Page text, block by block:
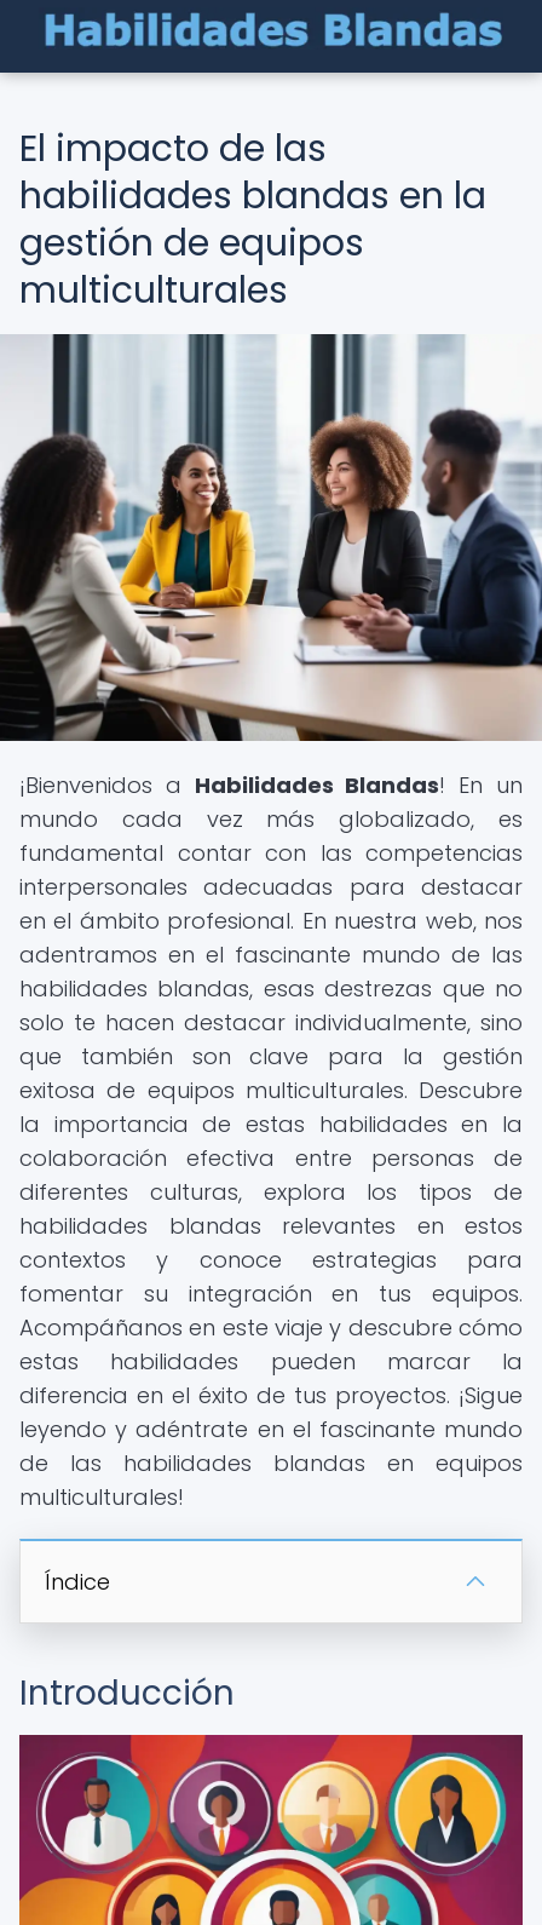
El impacto de las
habilidades blandas en la
gestión de equipos
multiculturales
¡Bienvenidos a Habilidades Blandas! En un
mundo cada vez más globalizado, es
fundamental contar con las competencias
interpersonales adecuadas para destacar
en el ámbito profesional. En nuestra web, nos
adentramos en el fascinante mundo de las
habilidades blandas, esas destrezas que no
solo te hacen destacar individualmente, sino
que también son clave para la gestión
exitosa de equipos multiculturales. Descubre
la importancia de estas habilidades en la
colaboración efectiva entre personas de
diferentes culturas, explora los tipos de
habilidades blandas relevantes en estos
contextos y conoce estrategias para
fomentar su integración en tus equipos.
Acompáñanos en este viaje y descubre cómo
estas habilidades pueden marcar la
diferencia en el éxito de tus proyectos. ¡Sigue
leyendo y adéntrate en el fascinante mundo
de las habilidades blandas en equipos
multiculturales!
Índice
Introducción